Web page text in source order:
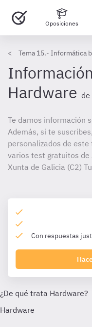
Oposiciones
Tema 15.- Informática
Hardware de
Te damos información
Además, si te
personalizados de
varios test gratuitos
Xunta de Galicia (C2)
Con respuestas